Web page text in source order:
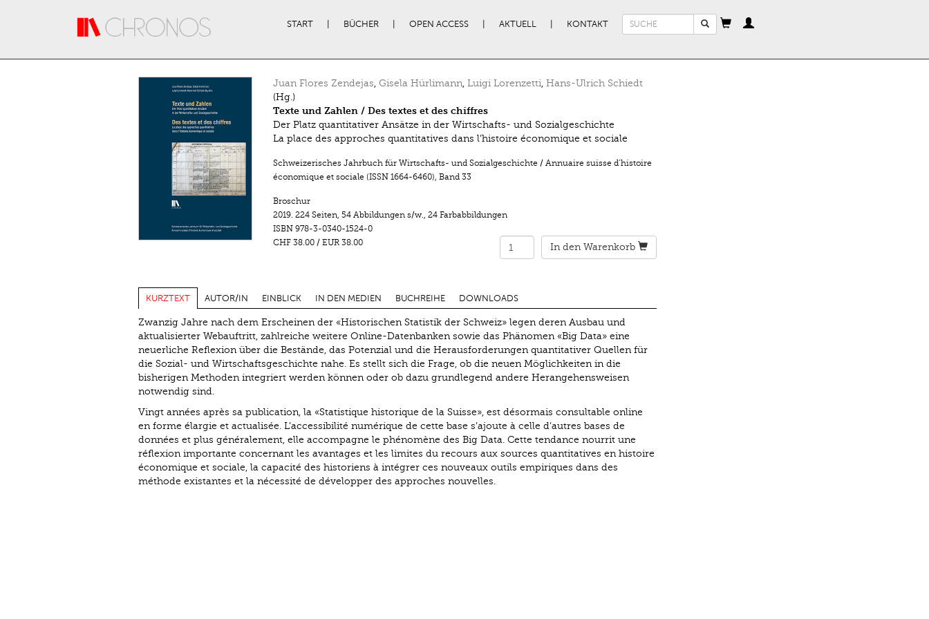
START BÜCHER OPEN ACCESS AKTUELL KONTAKT
Suchformular
Juan Flores Zendejas, Gisela Hürlimann, Luigi Lorenzetti, Hans-Ulrich Schiedt
(Hg.)
Texte und Zahlen / Des textes et des chiffres
Der Platz quantitativer Ansätze in der Wirtschafts- und Sozialgeschichte
La place des approches quantitatives dans l’histoire économique et sociale
Schweizerisches Jahrbuch für Wirtschafts- und Sozialgeschichte / Annuaire suisse d’histoire
économique et sociale (ISSN 1664-6460), Band 33
Broschur
2019. 224 Seiten, 54 Abbildungen s/w., 24 Farbabbildungen
ISBN 978-3-0340-1524-0
CHF 38.00/ EUR 38.00 In den Warenkorb
KURZTEXT AUTOR/IN EINBLICK IN DEN MEDIEN BUCHREIHE DOWNLOADS
Zwanzig Jahre nach dem Erscheinen der «Historischen Statistik der Schweiz» legen deren Ausbau und
aktualisierter Webauftritt, zahlreiche weitere Online-Datenbanken sowie das Phänomen «Big Data» eine
neuerliche Reflexion über die Bestände, das Potenzial und die Herausforderungen quantitativer Quellen für
die Sozial- und Wirtschaftsgeschichte nahe. Es stellt sich die Frage, ob die neuen Möglichkeiten in die
bisherigen Methoden integriert werden können oder ob dazu grundlegend andere Herangehensweisen
notwendig sind.
Vingt années après sa publication, la «Statistique historique de la Suisse», est désormais consultable online
en forme élargie et actualisée. L’accessibilité numérique de cette base s’ajoute à celle d’autres bases de
données et plus généralement, elle accompagne le phénomène des Big Data. Cette tendance nourrit une
réflexion importante concernant les avantages et les limites du recours aux sources quantitatives en histoire
économique et sociale, la capacité des historiens à intégrer ces nouveaux outils empiriques dans des
méthode existantes et la nécessité de développer des approches nouvelles.